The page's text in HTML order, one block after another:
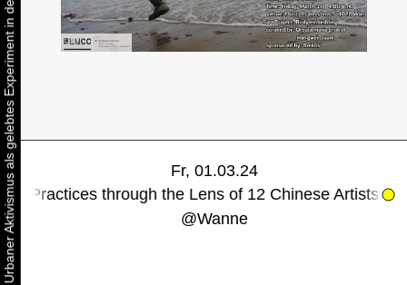
Fr, 01.03.24
through the Lens of 12 Chinese Artists - Kubatur
@Wanne